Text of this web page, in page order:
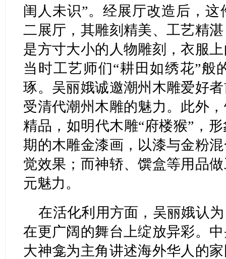
闺人未识”。经展厅改造后，
二展厅，其雕刻精美、工艺精
是方寸大小的人物雕刻，衣服
当时工艺师们“耕田如绣花”般
琢。吴丽娥诚邀潮州木雕爱好
受清代潮州木雕的魅力。此外
精品，如明代木雕“府楼猴”，
期的木雕金漆画，以漆与金粉
觉效果；而神轿、馔盒等用品
元魅力。
在活化利用方面，吴丽娥认
在更广阔的舞台上绽放异彩。
大神龛为主角讲述海外华人的